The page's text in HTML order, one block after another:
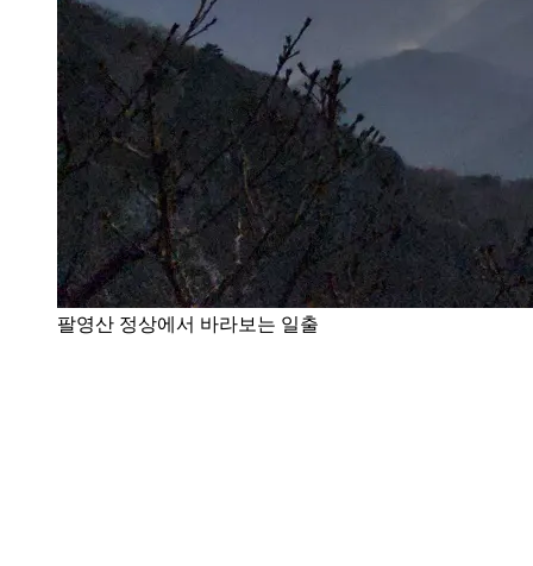
팔영산 정상에서 바라보는 일출